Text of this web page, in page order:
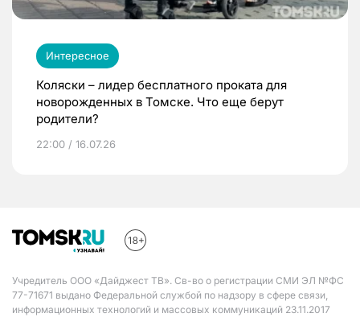
Интересное
Коляски – лидер бесплатного проката для
новорожденных в Томске. Что еще берут
родители?
22:00 / 16.07.26
Учредитель ООО «Дайджест ТВ». Св-во о регистрации СМИ ЭЛ №ФС
77-71671 выдано Федеральной службой по надзору в сфере связи,
информационных технологий и массовых коммуникаций 23.11.2017